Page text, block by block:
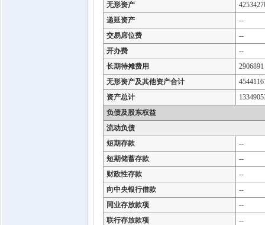
无形资产
递延资产
--
交易席位费
--
开办费
--
长期待摊费用
2906891
无形资产及其他资产合计
资产总计
负债及股东权益
流动负债
短期存款
--
短期储蓄存款
--
财政性存款
--
向中央银行借款
--
同业存放款项
--
联行存放款项
--